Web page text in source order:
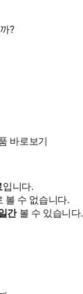
?
바로보기
입니다.
볼 수 없습니다.
간볼 수 있습니다.